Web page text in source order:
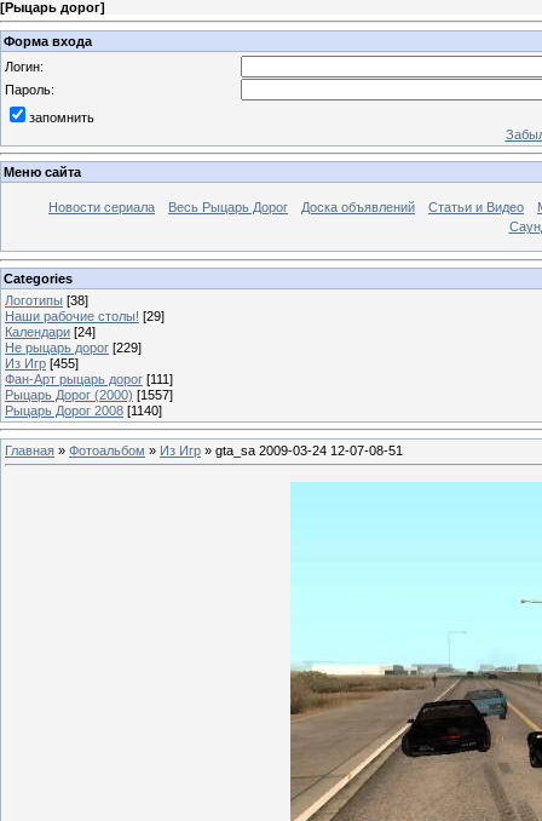
[Рыцарь дорог]
Форма входа
Логин:
Пароль:
запомнить
Меню сайта
Новости сериала Весь Рыцарь Дорог Доска объявлений Статьи и Видео
Categories
Логотипы [38]
Наши рабочие столы! [29]
Календари [24]
Не рыцарь дорог [229]
Из Игр [455]
Фан-Арт рыцарь дорог [111]
Рыцарь Дорог (2000) [1557]
Рыцарь Дорог 2008 [1140]
Главная » Фотоальбом » Из Игр » gta_sa 2009-03-24 12-07-08-51